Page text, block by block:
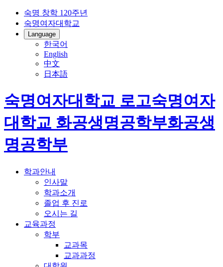
숙명 창학 120주년
숙명여자대학교
Language
한국어
English
中文
日本語
숙명여자대학교 로고숙명여자
대학교 화공생명공학부화공생
명공학부
학과안내
인사말
학과소개
졸업 후 진로
오시는 길
교육과정
학부
교과목
교과과정